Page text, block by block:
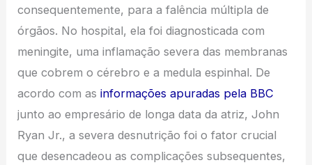
consequentemente, para a falência múltipla de
órgãos. No hospital, ela foi diagnosticada com
meningite, uma inflamação severa das membranas
que cobrem o cérebro e a medula espinhal. De
acordo com asinformações apuradas pela BBC
junto ao empresário de longa data da atriz, John
Ryan Jr., a severa desnutrição foi o fator crucial
que desencadeou as complicações subsequentes,